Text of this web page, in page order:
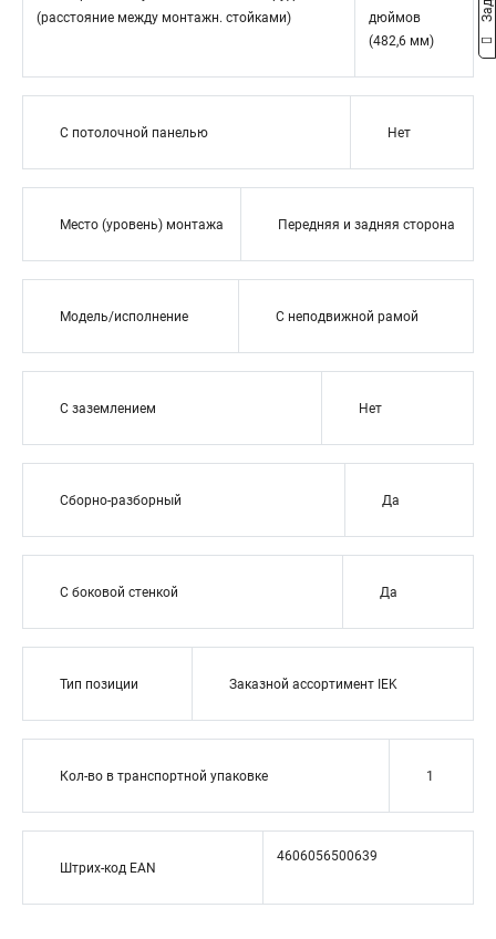
(расстояние между монтажн. стойками)
дюймов
(482,6 мм)
С потолочной панелью Нет
Место (уровень) монтажа Передняя и задняя сторона
Модель/исполнение С неподвижной рамой
С заземлением Нет
Сборно-разборный Да
С боковой стенкой Да
Тип позиции Заказной ассортимент IEK
Кол-во в транспортной упаковке 1
Штрих-код EAN
4606056500639